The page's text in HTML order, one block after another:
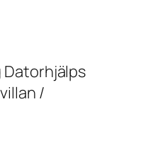
Datorhjälps
/